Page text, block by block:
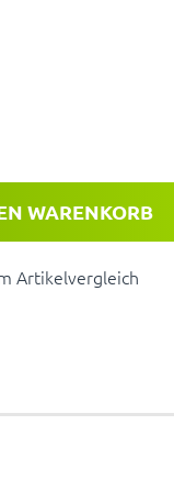
WARENKORB
Artikelvergleich